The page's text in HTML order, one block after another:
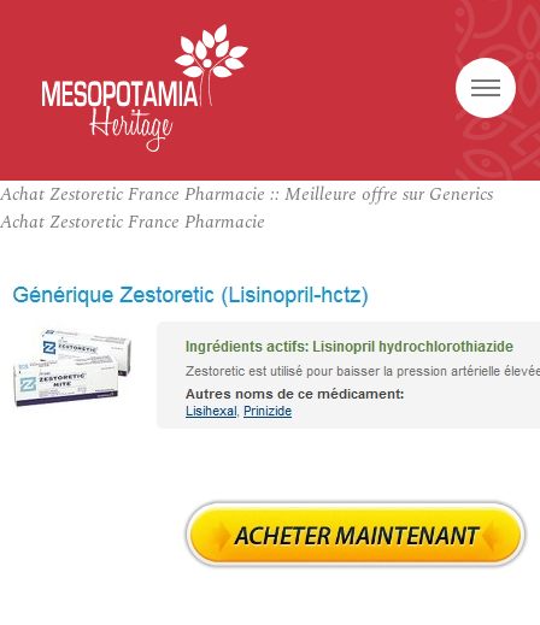
Achat Zestoretic France Pharmacie :: Meilleure offre sur Generics
Achat Zestoretic France Pharmacie